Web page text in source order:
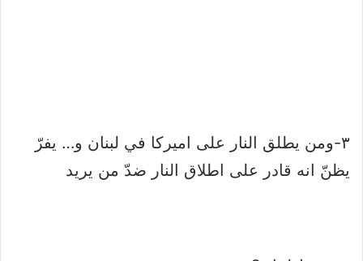
٣-ومن يطلق النار على اميركا في لبنان و… يفرّ
يظنّ انه قادر على اطلاق النار ضدّ من يريد